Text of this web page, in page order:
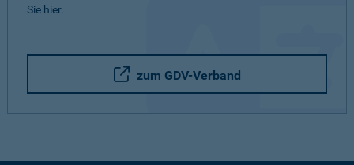
Sie hier.
zum GDV-Verband